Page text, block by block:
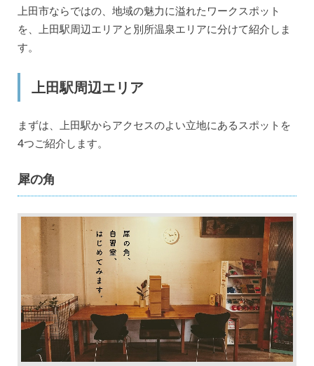
上田市ならではの、地域の魅力に溢れたワークスポット
を、上田駅周辺エリアと別所温泉エリアに分けて紹介しま
す。
上田駅周辺エリア
まずは、上田駅からアクセスのよい立地にあるスポットを
4つご紹介します。
犀の角